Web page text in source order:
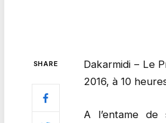
SHARE
Dakarmidi – Le
2016, à 10
A l’entame de